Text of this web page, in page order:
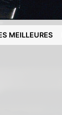
MEILLEURES